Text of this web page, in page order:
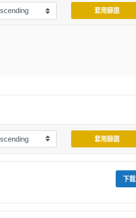
套用篩選
套用篩選
下載